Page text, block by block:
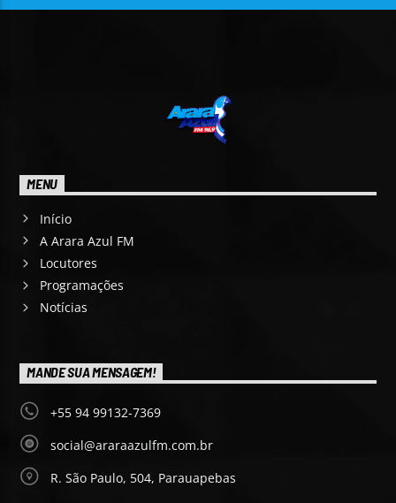
MENU
Início
A Arara Azul FM
Locutores
Programações
Notícias
MANDE SUA MENSAGEM!
+55 94 99132-7369
social@araraazulfm.com.br
R. São Paulo, 504, Parauapebas